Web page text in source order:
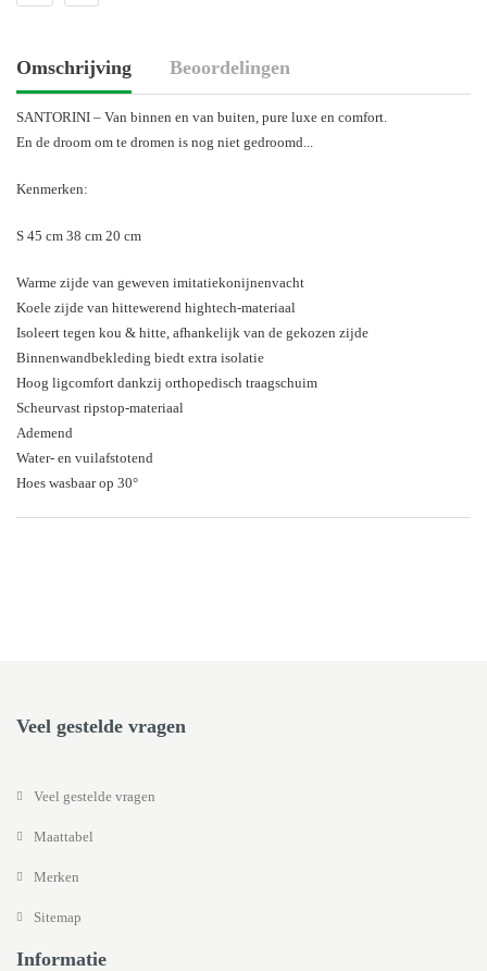
Omschrijving Beoordelingen
SANTORINI – Van binnen en van buiten, pure luxe en comfort.
En de droom om te dromen is nog niet gedroomd...
Kenmerken:
S 45 cm 38 cm 20 cm
Warme zijde van geweven imitatiekonijnenvacht
Koele zijde van hittewerend hightech-materiaal
Isoleert tegen kou & hitte, afhankelijk van de gekozen zijde
Binnenwandbekleding biedt extra isolatie
Hoog ligcomfort dankzij orthopedisch traagschuim
Scheurvast ripstop-materiaal
Ademend
Water- en vuilafstotend
Hoes wasbaar op 30°
Veel gestelde vragen
Veel gestelde vragen
Maattabel
Merken
Sitemap
Informatie